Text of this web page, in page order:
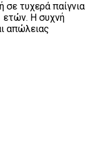
τυχερά παίγνια
ετών. Η συχνή
απώλειας